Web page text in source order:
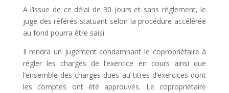
A l’issue de ce délai de 30 jours et sans règlement, le
juge des référés statuant selon la procédure accélérée
au fond pourra être saisi.
Il rendra un jugement condamnant le copropriétaire à
régler les charges de l’exercice en cours ainsi que
l’ensemble des charges dues au titres d’exercices dont
les comptes ont été approuvés. Le copropriétaire